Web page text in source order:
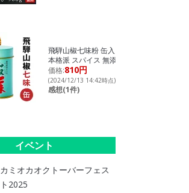
飛騨山椒七味粉 缶入り
本格派 スパイス 無添加
価格:810円
(2024/12/13 14:42時点)
感想(1件)
イベント
カミオカオクトーバーフェス
ト2025